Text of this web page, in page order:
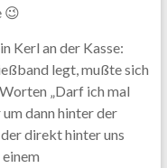
😉
Kerl an der Kasse:
legt, mußte sich
„Darf ich mal
dann hinter der
direkt hinter uns